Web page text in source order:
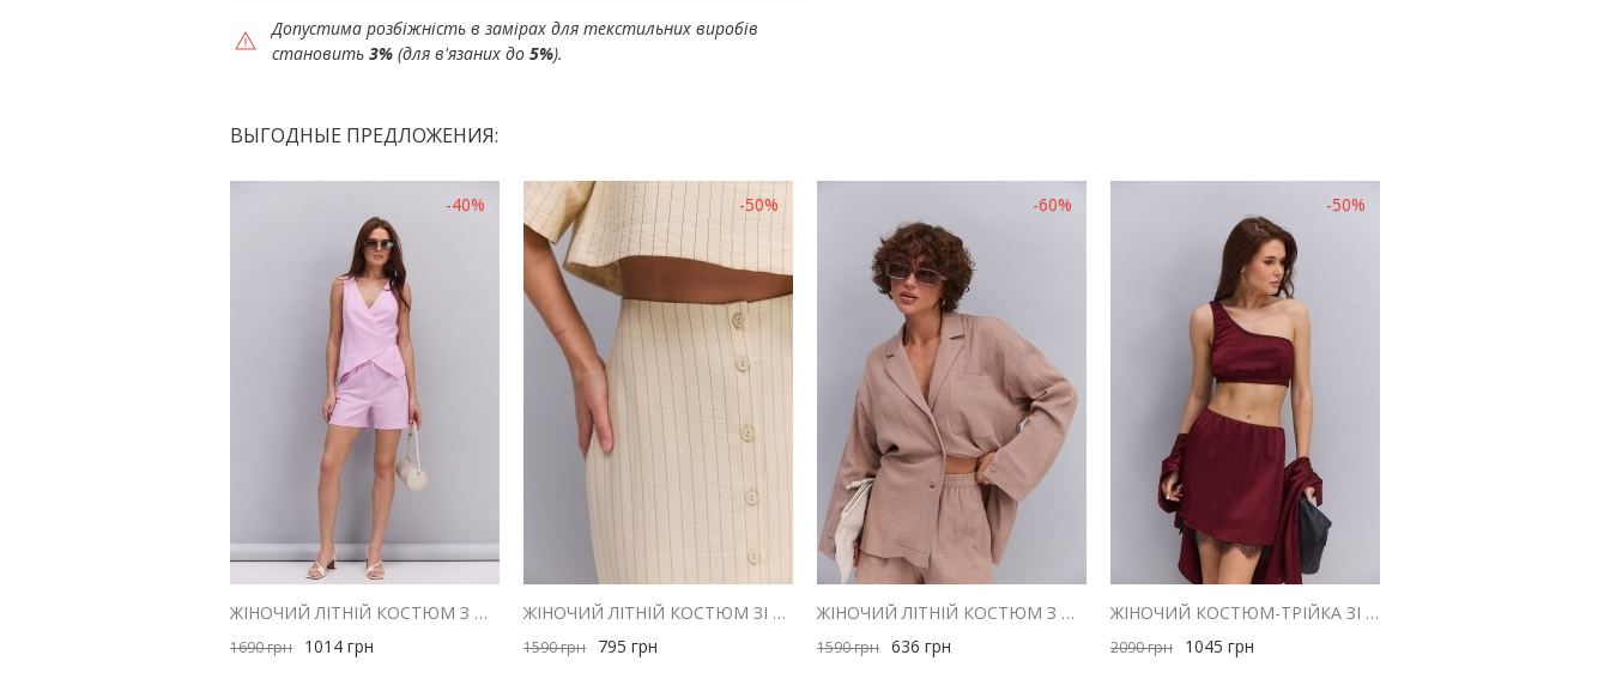
Допустима розбіжність в замірах для текстильних виробів
становить 3% (для в'язаних до 5%).
ВЫГОДНЫЕ ПРЕДЛОЖЕНИЯ:
-40%
ЖІНОЧИЙ ЛІТНІЙ КОСТЮМ З ШОРТАМИ І ЖИЛЕТОМ З ЛЬОНУ РОЖЕВИЙ
1690грн 1014 грн
-50%
ЖІНОЧИЙ ЛІТНІЙ КОСТЮМ ЗІ СПІДНИЦЕЮ І ТОПОМ СВІТЛО-БЕЖЕВИЙ В СМУЖКУ
1590грн 795 грн
-60%
ЖІНОЧИЙ ЛІТНІЙ КОСТЮМ З ШОРТАМИ ТА СОРОЧКОЮ З МУСЛІНУ ШОКОЛАДНИЙ
1590грн 636 грн
-50%
ЖІНОЧИЙ КОСТЮМ-ТРІЙКА ЗІ СПІДНИЦЕЮ САТИНОВИЙ БОРДОВОГО КОЛЬОРУ
2090грн 1045 грн